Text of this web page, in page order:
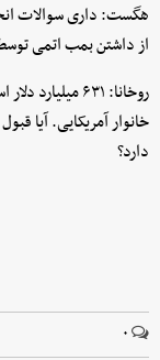
هگست: داری سوالات
از داشتن بمب اتمی
خانوار آمریکایی. آیا
دارد؟
۰